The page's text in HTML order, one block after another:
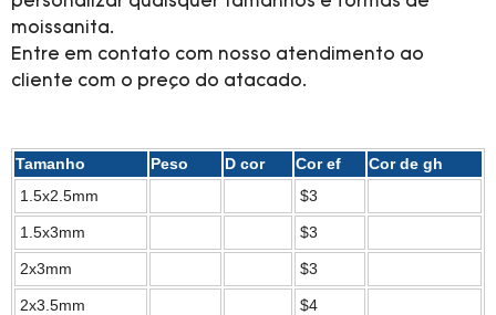
moissanita.
Entre em contato com nosso atendimento ao
cliente com o preço do atacado.
Tamanho Peso D cor Cor ef
Cor de gh
1.5x2.5mm
$3
1.5x3mm $3
2x3mm $3
2x3.5mm $4